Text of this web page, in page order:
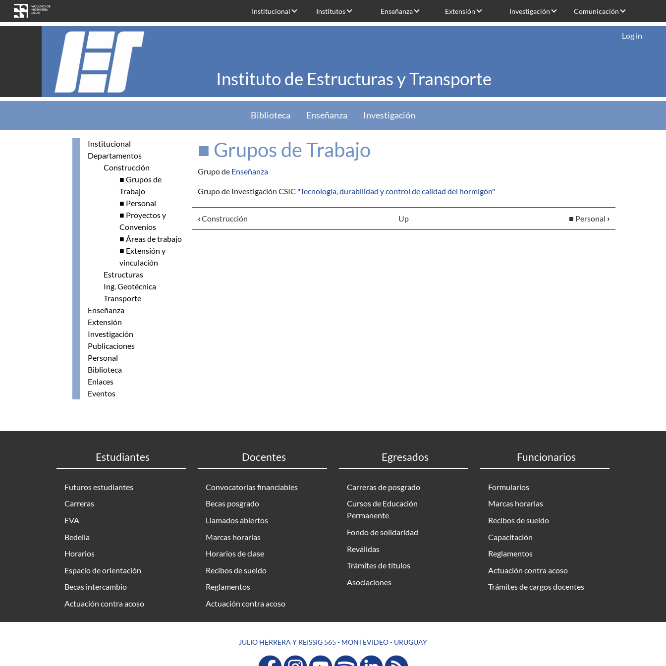
Skip to main content
Institucional Institutos Enseñanza Extensión Investigación Comunicación
Instituto de Estructuras y Transporte
Log in
Biblioteca Enseñanza Investigación
Institucional
Departamentos
Construcción
■ Grupos de
Trabajo
■ Personal
■ Proyectos y
Convenios
■ Áreas de trabajo
■ Extensión y
vinculación
Estructuras
Ing. Geotécnica
Transporte
Enseñanza
Extensión
Investigación
Publicaciones
Personal
Biblioteca
Enlaces
Eventos
■ Grupos de Trabajo
Grupo de Enseñanza
Grupo de Investigación CSIC "Tecnología, durabilidad y control de calidad del hormigón"
‹Construcción Up ■ Personal ›
Estudiantes
Futuros estudiantes
Carreras
EVA
Bedelia
Horarios
Espacio de orientación
Becas intercambio
Actuación contra acoso
Docentes
Convocatorias financiables
Becas posgrado
Llamados abiertos
Marcas horarias
Horarios de clase
Recibos de sueldo
Reglamentos
Actuación contra acoso
Egresados
Carreras de posgrado
Cursos de Educación
Permanente
Fondo de solidaridad
Reválidas
Trámites de títulos
Asociaciones
Funcionarios
Formularios
Marcas horarias
Recibos de sueldo
Capacitación
Reglamentos
Actuación contra acoso
Trámites de cargos docentes
JULIO HERRERA Y REISSIG 565 - MONTEVIDEO - URUGUAY